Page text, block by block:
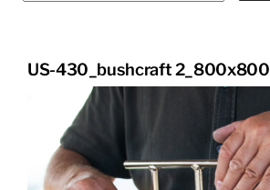
US-430_bushcraft 2_800x800